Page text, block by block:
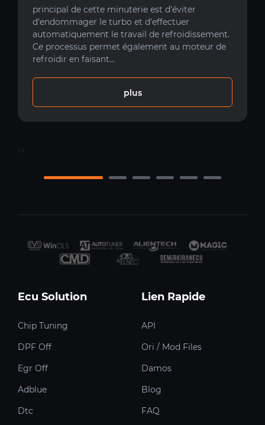
principal de cette minuterie est d'éviter
d'endommager le turbo et d'effectuer
automatiquement le travail de refroidissement.
Ce processus permet également au moteur de
refroidir en faisant...
plus
‹
Ecu Solution
Chip Tuning
DPF Off
Egr Off
Adblue
Dtc
Lien Rapide
API
Ori / Mod Files
Damos
Blog
FAQ